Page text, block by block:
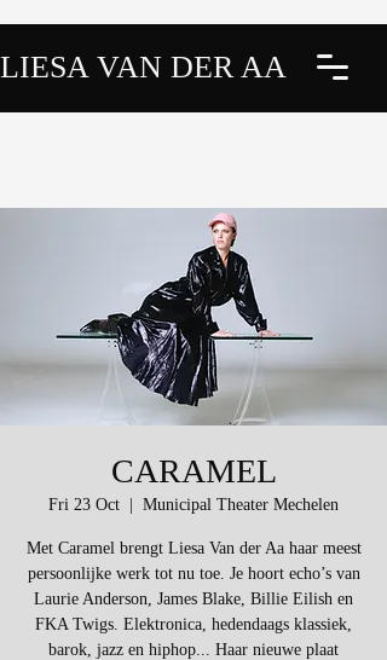
LIESA VAN DER AA
CARAMEL
Fri 23 Oct Municipal Theater Mechelen
Met Caramel brengt Liesa Van der Aa haar meest
persoonlijke werk tot nu toe. Je hoort echo’s van
Laurie Anderson, James Blake, Billie Eilish en
FKA Twigs. Elektronica, hedendaags klassiek,
barok, jazz en hiphop... Haar nieuwe plaat